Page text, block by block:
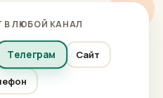
В ЛЮБОЙ КАНАЛ
Телеграм Сайт